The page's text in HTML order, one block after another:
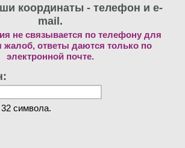
координаты - телефон и e-
mail.
не связывается по телефону для
жалоб, ответы даются только по
электронной почте.
символа.